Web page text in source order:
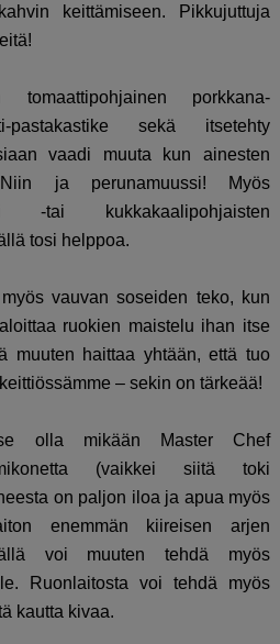
keittämiseen. Pikkujuttuja
porkkana-
pastakastike sekä itsetehty
vaadi muuta kun ainesten
ja perunamuussi! Myös
-tai kukkakaalipohjaisten
tosi helppoa.
vauvan soseiden teko, kun
ruokien maistelu ihan itse
muuten haittaa yhtään, että tuo
– sekin on tärkeää!
olla mikään Master Chef
(vaikkei siitä toki
on paljon iloa ja apua myös
enemmän kiireisen arjen
voi muuten tehdä myös
Ruonlaitosta voi tehdä myös
kautta kivaa.